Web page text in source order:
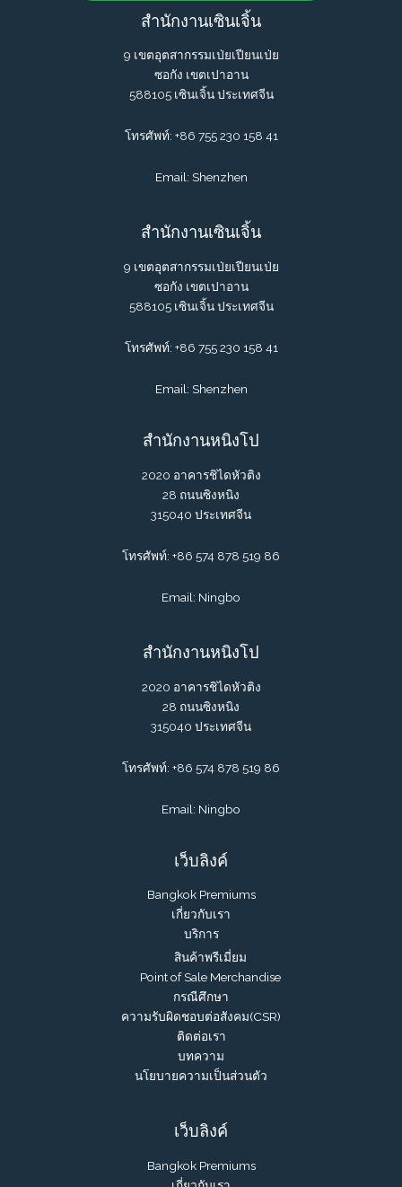
สำนักงานเซินเจิ้น
9 เขตอุตสากรรมเป่ยเปียนเป่ย
ซอกัง เขตเปาอาน
588105 เซินเจิ้น ประเทศจีน
โทรศัพท์: +86 755 230 158 41
Email: Shenzhen
สำนักงานเซินเจิ้น
9 เขตอุตสากรรมเป่ยเปียนเป่ย
ซอกัง เขตเปาอาน
588105 เซินเจิ้น ประเทศจีน
โทรศัพท์: +86 755 230 158 41
Email: Shenzhen
สำนักงานหนิงโป
2020 อาคารชิไดหัวติง
28 ถนนซิงหนิง
315040 ประเทศจีน
โทรศัพท์: +86 574 878 519 86
Email: Ningbo
สำนักงานหนิงโป
2020 อาคารชิไดหัวติง
28 ถนนซิงหนิง
315040 ประเทศจีน
โทรศัพท์: +86 574 878 519 86
Email: Ningbo
เว็บลิงค์
Bangkok Premiums
เกี่ยวกับเรา
บริการ
สินค้าพรีเมี่ยม
Point of Sale Merchandise
กรณีศึกษา
ความรับผิดชอบต่อสังคม(CSR)
ติดต่อเรา
บทความ
นโยบายความเป็นส่วนตัว
เว็บลิงค์
Bangkok Premiums